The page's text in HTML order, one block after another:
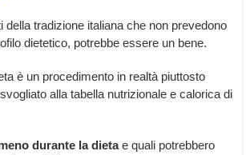
tradizione italiana che non prevedono
dietetico, potrebbe essere un bene.
è un procedimento in realtà piuttosto
alla tabella nutrizionale e calorica di
durante la dietae quali potrebbero